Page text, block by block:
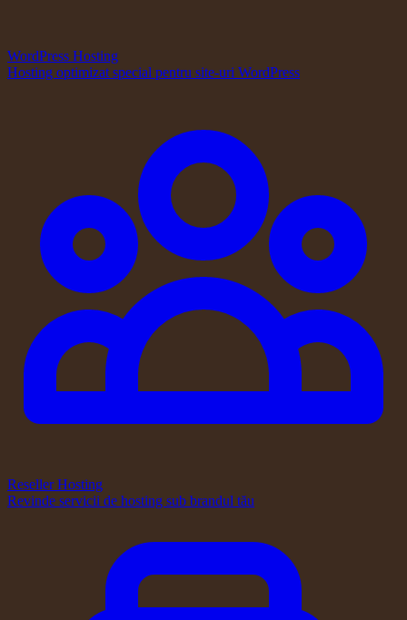
WordPress Hosting
Hosting optimizat special pentru site-uri WordPress
Reseller Hosting
Revinde servicii de hosting sub brandul tău